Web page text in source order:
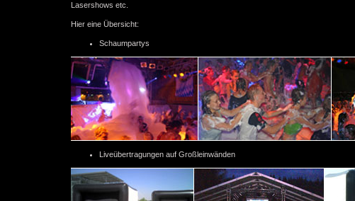
Lasershows etc.
Hier eine Übersicht:
Schaumpartys
Liveübertragungen auf Großleinwänden